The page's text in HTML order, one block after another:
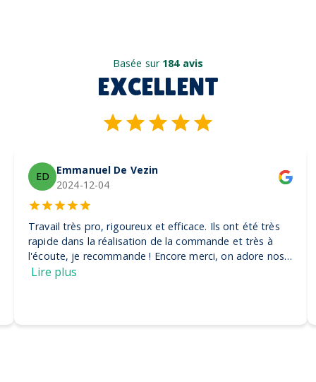
Basée sur 184 avis
EXCELLENT
ED Emmanuel De Vezin
2024-12-04
Travail très pro, rigoureux et efficace. Ils ont été très
rapide dans la réalisation de la commande et très à
l'écoute, je recommande ! Encore merci, on adore nos
casquettes
Lire plus